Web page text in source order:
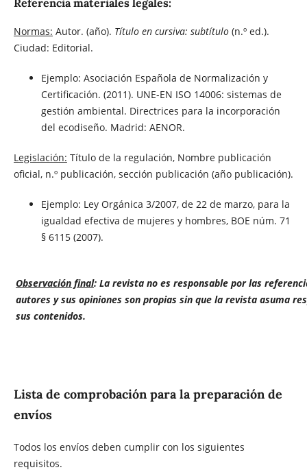
Normas: Autor. (año). Título en cursiva: subtítulo(n.º ed.).
Ciudad: Editorial.
Ejemplo: Asociación Española de Normalización y
Certificación. (2011). UNE-EN ISO 14006: sistemas de
gestión ambiental. Directrices para la incorporación
del ecodiseño. Madrid: AENOR.
Legislación: Título de la regulación, Nombre publicación
oficial, n.º publicación, sección publicación (año publicación).
Ejemplo: Ley Orgánica 3/2007, de 22 de marzo, para la
igualdad efectiva de mujeres y hombres, BOE núm. 71
§ 6115 (2007).
Observación final: La revista no es responsable por las
autores y sus opiniones son propias sin que la revista asuma
sus contenidos.
Lista de comprobación para la preparación de
envíos
Todos los envíos deben cumplir con los siguientes
requisitos.